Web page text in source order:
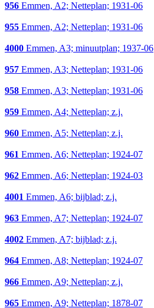
956 Emmen, A2; Netteplan; 1931-06
955 Emmen, A2; Netteplan; 1931-06
4000 Emmen, A3; minuutplan; 1937-06
957 Emmen, A3; Netteplan; 1931-06
958 Emmen, A3; Netteplan; 1931-06
959 Emmen, A4; Netteplan; z.j.
960 Emmen, A5; Netteplan; z.j.
961 Emmen, A6; Netteplan; 1924-07
962 Emmen, A6; Netteplan; 1924-03
4001 Emmen, A6; bijblad; z.j.
963 Emmen, A7; Netteplan; 1924-07
4002 Emmen, A7; bijblad; z.j.
964 Emmen, A8; Netteplan; 1924-07
966 Emmen, A9; Netteplan; z.j.
965 Emmen, A9; Netteplan; 1878-07